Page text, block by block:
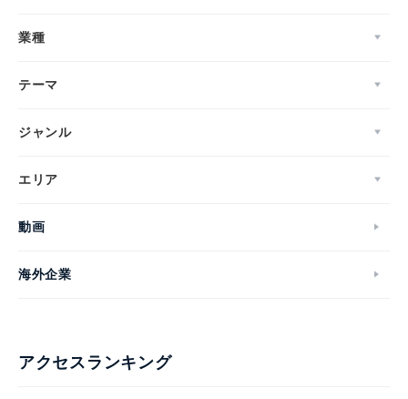
業種
テーマ
ジャンル
エリア
動画
海外企業
アクセスランキング